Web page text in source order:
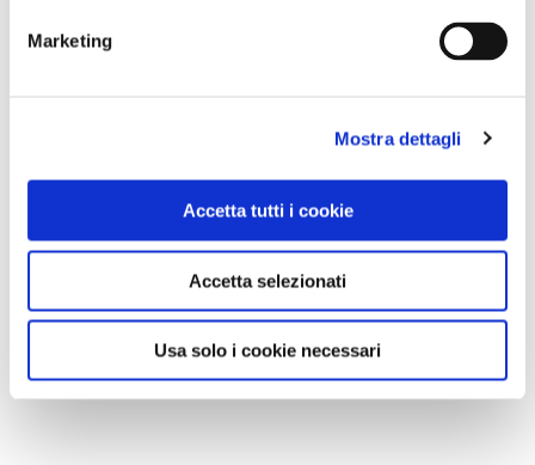
Marketing
Mostra dettagli
Accetta tutti i cookie
Accetta selezionati
Usa solo i cookie necessari